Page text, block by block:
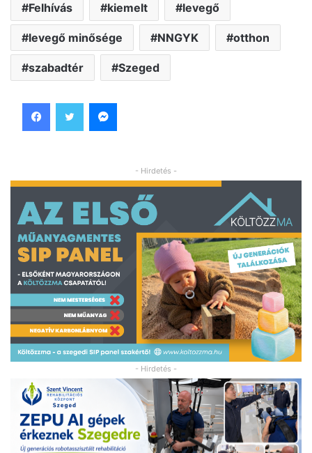
Felhívás kiemelt levegő
levegő minősége NNGYK otthon
szabadtér Szeged
- Hirdetés -
- Hirdetés -